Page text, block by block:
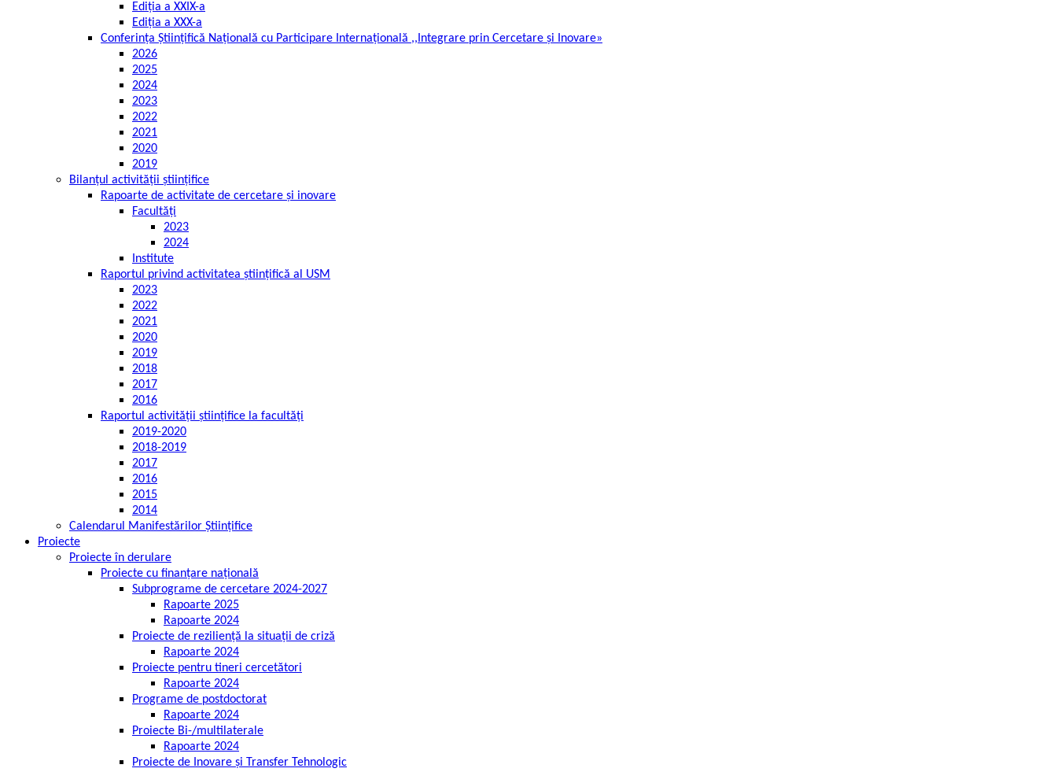
Ediția a XXIX-a
Ediția a XXX-a
Conferința Științifică Națională cu Participare Internațională ,,Integrare prin Cercetare și Inovare»
2026
2025
2024
2023
2022
2021
2020
2019
Bilanțul activității științifice
Rapoarte de activitate de cercetare și inovare
Facultăți
2023
2024
Institute
Raportul privind activitatea științifică al USM
2023
2022
2021
2020
2019
2018
2017
2016
Raportul activității științifice la facultăți
2019-2020
2018-2019
2017
2016
2015
2014
Calendarul Manifestărilor Științifice
Proiecte
Proiecte în derulare
Proiecte cu finanțare națională
Subprograme de cercetare 2024-2027
Rapoarte 2025
Rapoarte 2024
Proiecte de reziliență la situații de criză
Rapoarte 2024
Proiecte pentru tineri cercetători
Rapoarte 2024
Programe de postdoctorat
Rapoarte 2024
Proiecte Bi-/multilaterale
Rapoarte 2024
Proiecte de Inovare și Transfer Tehnologic